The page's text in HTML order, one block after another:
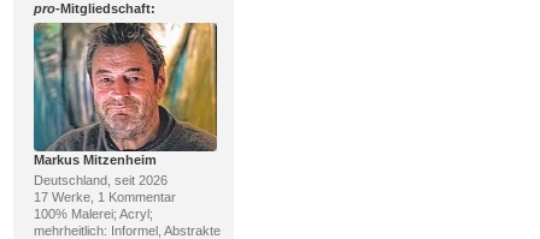
pro-Mitgliedschaft:
Markus Mitzenheim
Deutschland, seit 2026
17 Werke, 1 Kommentar
100% Malerei; Acryl;
mehrheitlich: Informel, Abstrakte